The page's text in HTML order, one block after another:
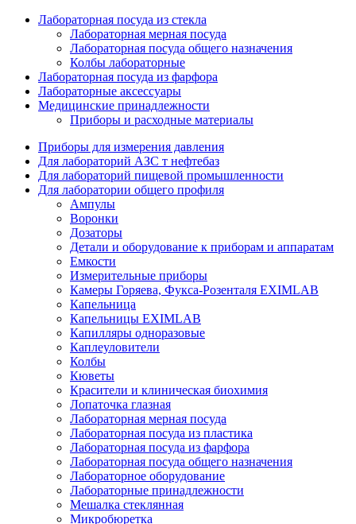
Лабораторная посуда из стекла
Лабораторная мерная посуда
Лабораторная посуда общего назначения
Колбы лабораторные
Лабораторная посуда из фарфора
Лабораторные аксессуары
Медицинские принадлежности
Приборы и расходные материалы
Приборы для измерения давления
Для лабораторий АЗС т нефтебаз
Для лабораторий пищевой промышленности
Для лаборатории общего профиля
Ампулы
Воронки
Дозаторы
Детали и оборудование к приборам и аппаратам
Емкости
Измерительные приборы
Камеры Горяева, Фукса-Розенталя EXIMLAB
Капельница
Капельницы EXIMLAB
Капилляры одноразовые
Каплеуловители
Колбы
Кюветы
Красители и клиническая биохимия
Лопаточка глазная
Лабораторная мерная посуда
Лабораторная посуда из пластика
Лабораторная посуда из фарфора
Лабораторная посуда общего назначения
Лабораторное оборудование
Лабораторные принадлежности
Мешалка стеклянная
Микробюретка